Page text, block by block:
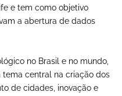
e tem como objetivo
a abertura de dados
no Brasil e no mundo,
central na criação dos
de cidades, inovação e